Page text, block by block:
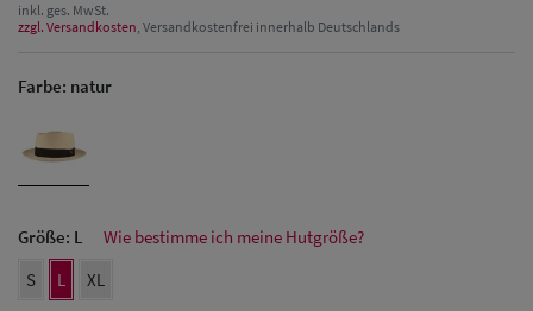
Herren
inkl. ges. MwSt.
zzgl. Versandkosten, Versandkostenfrei innerhalb Deutschlands
Farbe: natur
Größe: L
Wie bestimme ich meine Hutgröße?
S
L XL